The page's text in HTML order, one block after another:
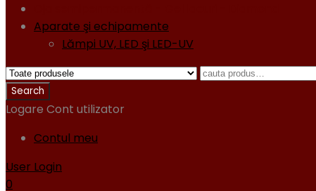
Aparate şi echipamente
Lămpi UV, LED şi LED-UV
Logare Cont utilizator
Contul meu
User Login
0